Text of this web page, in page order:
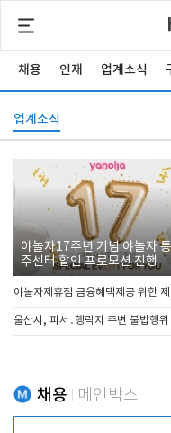
채용 인재 업계소식
업계소식
야놀자17주년 기념 야놀자
주센터 할인 프로모션 진행
야놀자제휴점 금융혜택제공 위한
울산시, 피서․행락지 주변 불법행
채용 메인박스